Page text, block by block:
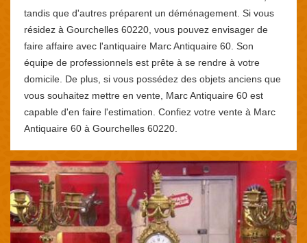
tandis que d'autres préparent un déménagement. Si vous
résidez à Gourchelles 60220, vous pouvez envisager de
faire affaire avec l'antiquaire Marc Antiquaire 60. Son
équipe de professionnels est prête à se rendre à votre
domicile. De plus, si vous possédez des objets anciens que
vous souhaitez mettre en vente, Marc Antiquaire 60 est
capable d'en faire l'estimation. Confiez votre vente à Marc
Antiquaire 60 à Gourchelles 60220.